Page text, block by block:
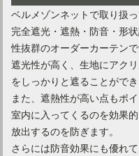
カーテンを選ぼう！おしゃ
ベルメゾンネットで取り扱
完全遮光・遮熱・防音・形
性抜群のオーダーカーテンで
遮光性が高く、生地にアク
をしっかりと遮ることがで
また、遮熱性が高い点もポ
室内に入ってくるのを効果
放出するのを防ぎます。
さらには防音効果にも優れ